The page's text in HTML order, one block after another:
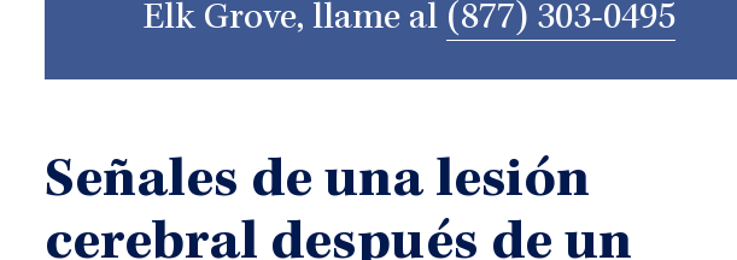
Elk Grove, llame al (877) 303-0495
Señales de una lesión
cerebral después de un